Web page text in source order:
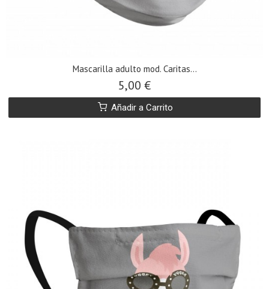
​Mascarilla adulto mod. Caritas...
5,00 €
Añadir a Carrito